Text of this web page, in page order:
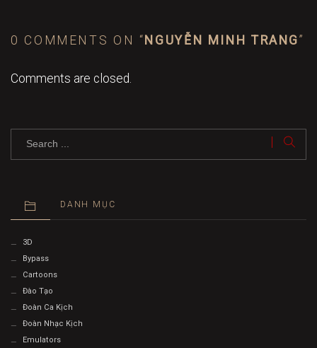
0 COMMENTS ON “NGUYỄN MINH TRANG”
Comments are closed.
DANH MỤC
3D
Bypass
Cartoons
Đào Tạo
Đoàn Ca Kịch
Đoàn Nhạc Kịch
Emulators